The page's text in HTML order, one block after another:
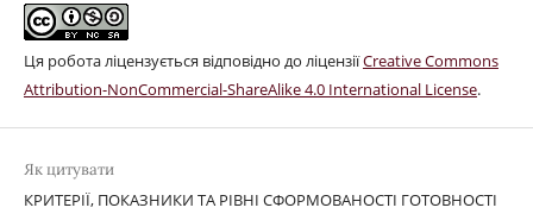
Ця робота ліцензується відповідно до ліцензіїCreative Commons
Attribution-NonCommercial-ShareAlike 4.0 International License.
Як цитувати
КРИТЕРІЇ, ПОКАЗНИКИ ТА РІВНІ СФОРМОВАНОСТІ ГОТОВНОСТІ